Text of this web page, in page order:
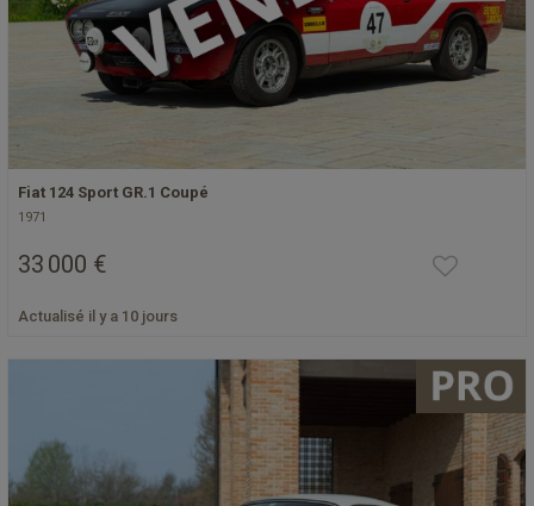
Fiat 124 Sport GR.1 Coupé
1971
33 000 €
Actualisé il y a 10 jours